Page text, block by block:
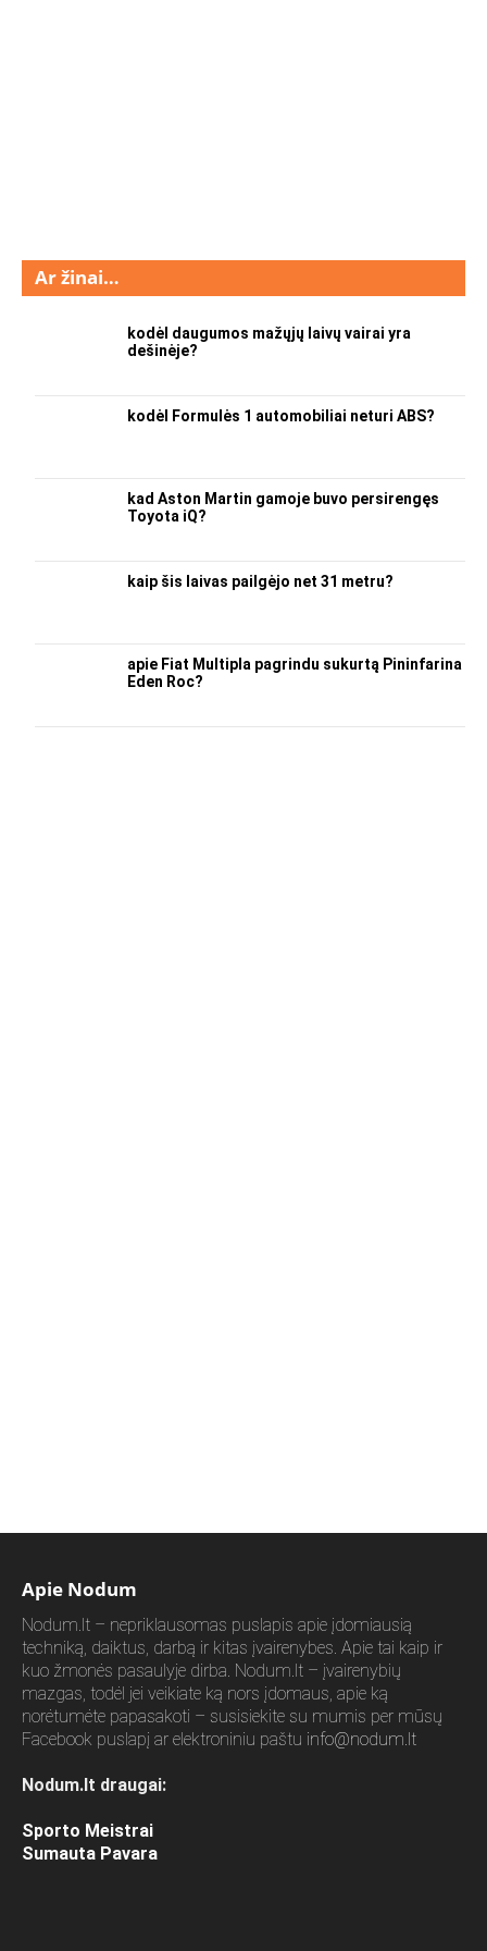
Ar žinai…
kodėl daugumos mažųjų laivų vairai yra
dešinėje?
kodėl Formulės 1 automobiliai neturi ABS?
kad Aston Martin gamoje buvo persirengęs
Toyota iQ?
kaip šis laivas pailgėjo net 31 metru?
apie Fiat Multipla pagrindu sukurtą Pininfarina
Eden Roc?
Apie Nodum
Nodum.lt – nepriklausomas puslapis apie įdomiausią
techniką, daiktus, darbą ir kitas įvairenybes. Apie tai kaip ir
kuo žmonės pasaulyje dirba. Nodum.lt – įvairenybių
mazgas, todėl jei veikiate ką nors įdomaus, apie ką
norėtumėte papasakoti – susisiekite su mumis per mūsų
Facebook puslapį ar elektroniniu paštu info@nodum.lt
Nodum.lt draugai:
Sporto Meistrai
Sumauta Pavara